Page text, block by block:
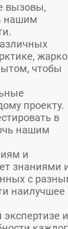
вызовы,
нашим
чтобы
проекту.
в
нашим
и
знаниями
с
наилучшее
и